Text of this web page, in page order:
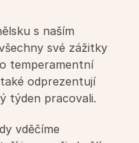
s naším
své zážitky
temperamentní
odprezentují
týden pracovali.
vděčíme